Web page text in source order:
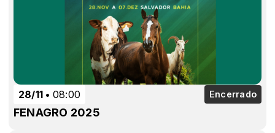
28/11 08:00 Encerrado
FENAGRO 2025